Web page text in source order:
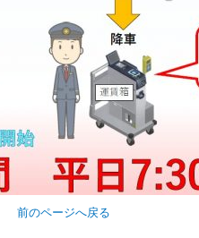
前のページへ戻る